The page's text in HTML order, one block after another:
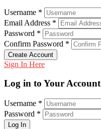
Username *
Email Address *
Password *
Confirm Password *
Create Account
Sign In Here
Log in to Your Account
Username *
Password *
Log In